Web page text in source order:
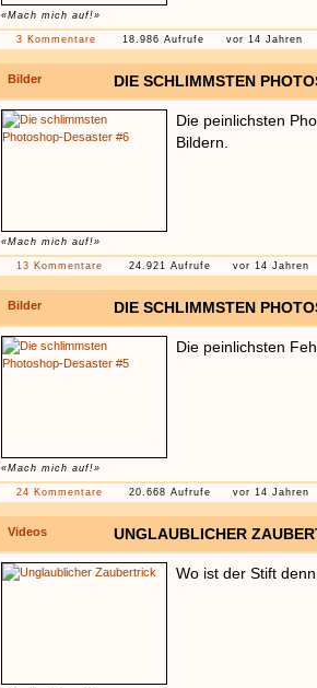
«Mach mich auf!»
3 Kommentare 18.986 Aufrufe vor 14 Jahren
Bilder DIE SCHLIMMSTEN
«Mach mich auf!»
Die peinlichsten
Bildern.
13 Kommentare 24.921 Aufrufe vor 14 Jahren
Bilder DIE SCHLIMMSTEN
«Mach mich auf!»
Die peinlichsten
24 Kommentare 20.668 Aufrufe vor 14 Jahren
Videos UNGLAUBLICHER
Wo ist der Stift